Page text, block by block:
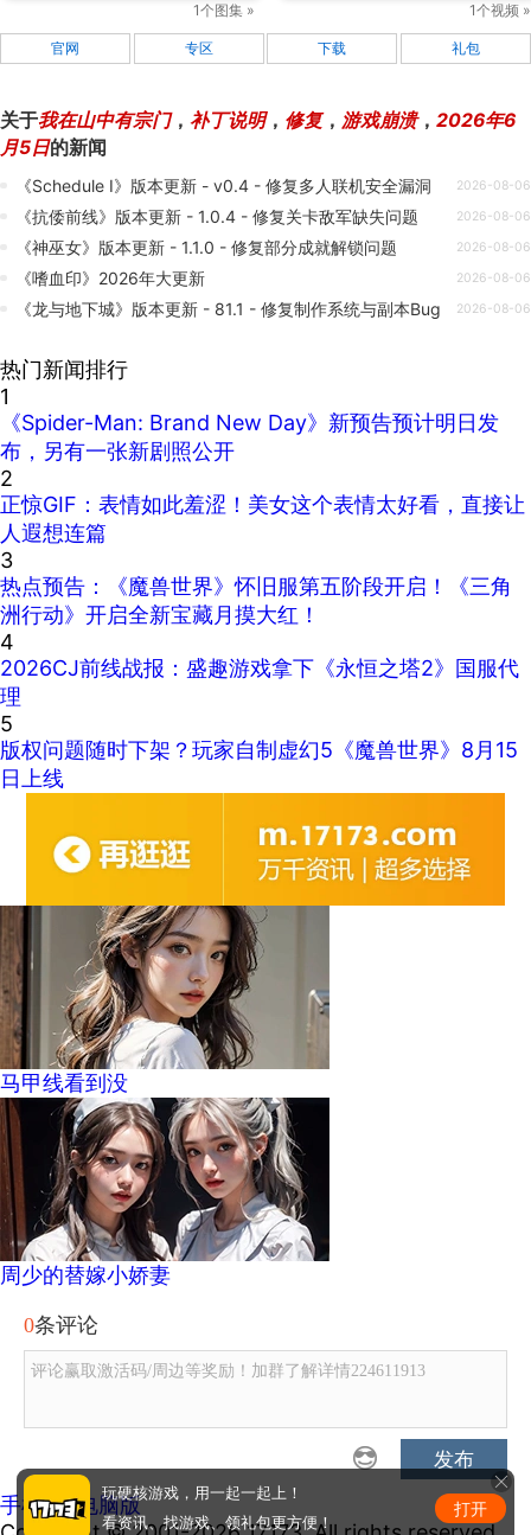
1个图集 »
1个视频 »
官网 专区 下载 礼包
关于我在山中有宗门， 补丁说明， 修复， 游戏崩溃， 2026年6
月5日的新闻
《Schedule I》版本更新 - v0.4 - 修复多人联机安全漏洞 2026-08-06
《抗倭前线》版本更新 - 1.0.4 - 修复关卡敌军缺失问题 2026-08-06
《神巫女》版本更新 - 1.1.0 - 修复部分成就解锁问题 2026-08-06
《嗜血印》2026年大更新 2026-08-06
《龙与地下城》版本更新 - 81.1 - 修复制作系统与副本Bug 2026-08-06
热门新闻排行
1
《Spider-Man: Brand New Day》新预告预计明日发
布，另有一张新剧照公开
2
正惊GIF：表情如此羞涩！美女这个表情太好看，直接让
人遐想连篇
3
热点预告：《魔兽世界》怀旧服第五阶段开启！《三角
洲行动》开启全新宝藏月摸大红！
4
2026CJ前线战报：盛趣游戏拿下《永恒之塔2》国服代
理
5
版权问题随时下架？玩家自制虚幻5《魔兽世界》8月15
日上线
马甲线看到没
周少的替嫁小娇妻
0条评论
评论赢取激活码/周边等奖励！加群了解详情224611913
发布
手机版|电脑版
玩硬核游戏，用一起一起上！
看资讯、找游戏、领礼包更方便！
打开